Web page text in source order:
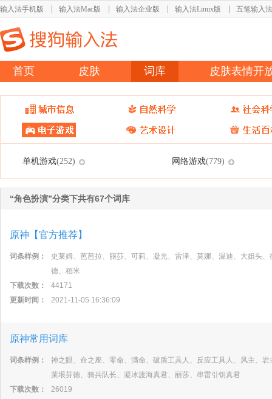
输入法手机版 输入法Mac版 输入法企业版 输入法Linux版 五笔输入法
首页 皮肤 词库 皮肤表情开
单机游戏(252) 网络游戏(779)
“角色扮演”分类下共有67个词库
原神【官方推荐】
词条样例：
史莱姆、芭芭拉、丽莎、可莉、凝光、雷泽、莫娜、温迪、大姐头
德、稻米
下载次数：
44171
更新时间：
2021-11-05 16:36:09
原神常用词库
词条样例：
神之眼、命之座、零命、满命、破盾工具人、反应工具人、风主、
莱垠芬德、骑兵队长、凝冰渡海真君、丽莎、串雷引钥真君
下载次数：
26019